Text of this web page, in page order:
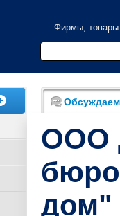
Фирмы, товары
Обсуждаем
ООО
дом"